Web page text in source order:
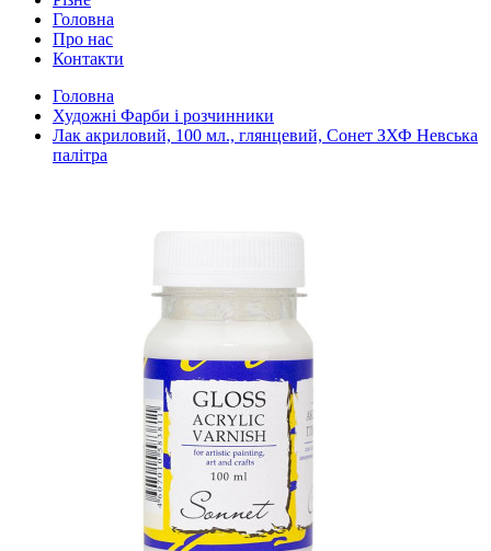
Головна
Про нас
Контакти
Головна
Художні Фарби і розчинники
Лак акриловий, 100 мл., глянцевий, Сонет ЗХФ Невська
палітра